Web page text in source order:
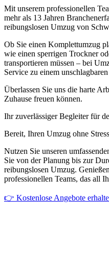
Mit unserem professionellen
mehr als 13 Jahren
reibungslosen Umzug von
Ob Sie einen Komplettumzug
wie einen sperrigen Trockner
transportieren müssen – bei
Service zu einem
Überlassen Sie uns die harte
Zuhause freuen können.
Ihr zuverlässiger Begleiter für
Bereit, Ihren Umzug ohne
Nutzen Sie unseren
Sie von der Planung bis zur
reibungslosen Umzug.
professionellen Teams, das all
👉 Kostenlose Angebote